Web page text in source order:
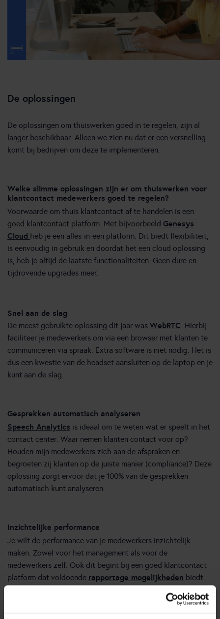
De oplossingen
De oplossingen om thuiswerken goed in te regelen, zijn al
langer beschikbaar. Alleen we zien nu dat er een versnelling
komt bij bedrijven om deze te implementeren.
Welke slimme oplossingen zijn er om thuiswerken voor
klantcontact medewerkers goed te regelen?
Voorwaarde om thuis klantcontact af te handelen is een
goed klantcontact platform. Met bijvoorbeeld Genesys
Cloud heb je een alles-in-een platform. Dit biedt flexibiliteit,
is eenvoudig in gebruik en doordat het een cloud oplossing
is, heb je altijd de laatste functionaliteiten. Geen dure en
tijdrovende upgrades meer.
Snel aan de slag
De meest gebruikte oplossing dit jaar was WebRTC. Hierbij
faciliteer je medewerkers om via een browser met klanten te
communiceren via spraak. Extra software is niet nodig. Het is
dus een kwestie van de headset aansluiten op de laptop en je
kunt aan de slag.
Gesprekken automatisch analyseren
Speech Analytics is ideaal om te weten wat er speelt in het
contact center. Waar nemen klanten contact voor op?
Houden mijn medewerkers zich aan de afspraken en
begroeten zij klanten op de juiste manier (compliance)? Deze
oplossing zorgt ervoor dat je 100% van de gesprekken
automatisch kunt analyseren.
Inzichtelijke performance
Je wilt de performance van je medewerkers inzichtelijk
maken. Zowel voor het management als voor de
medewerkers zelf. Ook dit begint bij een goed klantcontact
platform dat voldoende rapportage mogelijkheden biedt
beschikbaar stellen aan je medewerkers. De eigen